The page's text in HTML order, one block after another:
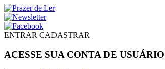
ENTRAR CADASTRAR
ACESSE SUA CONTA DE USUÁRIO